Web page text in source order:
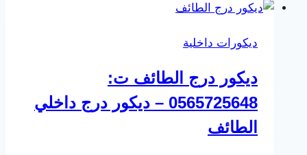
ديكورات داخلية
ديكور درج الطائف ت:
0565725648 – ديكور درج داخلي
الطائف